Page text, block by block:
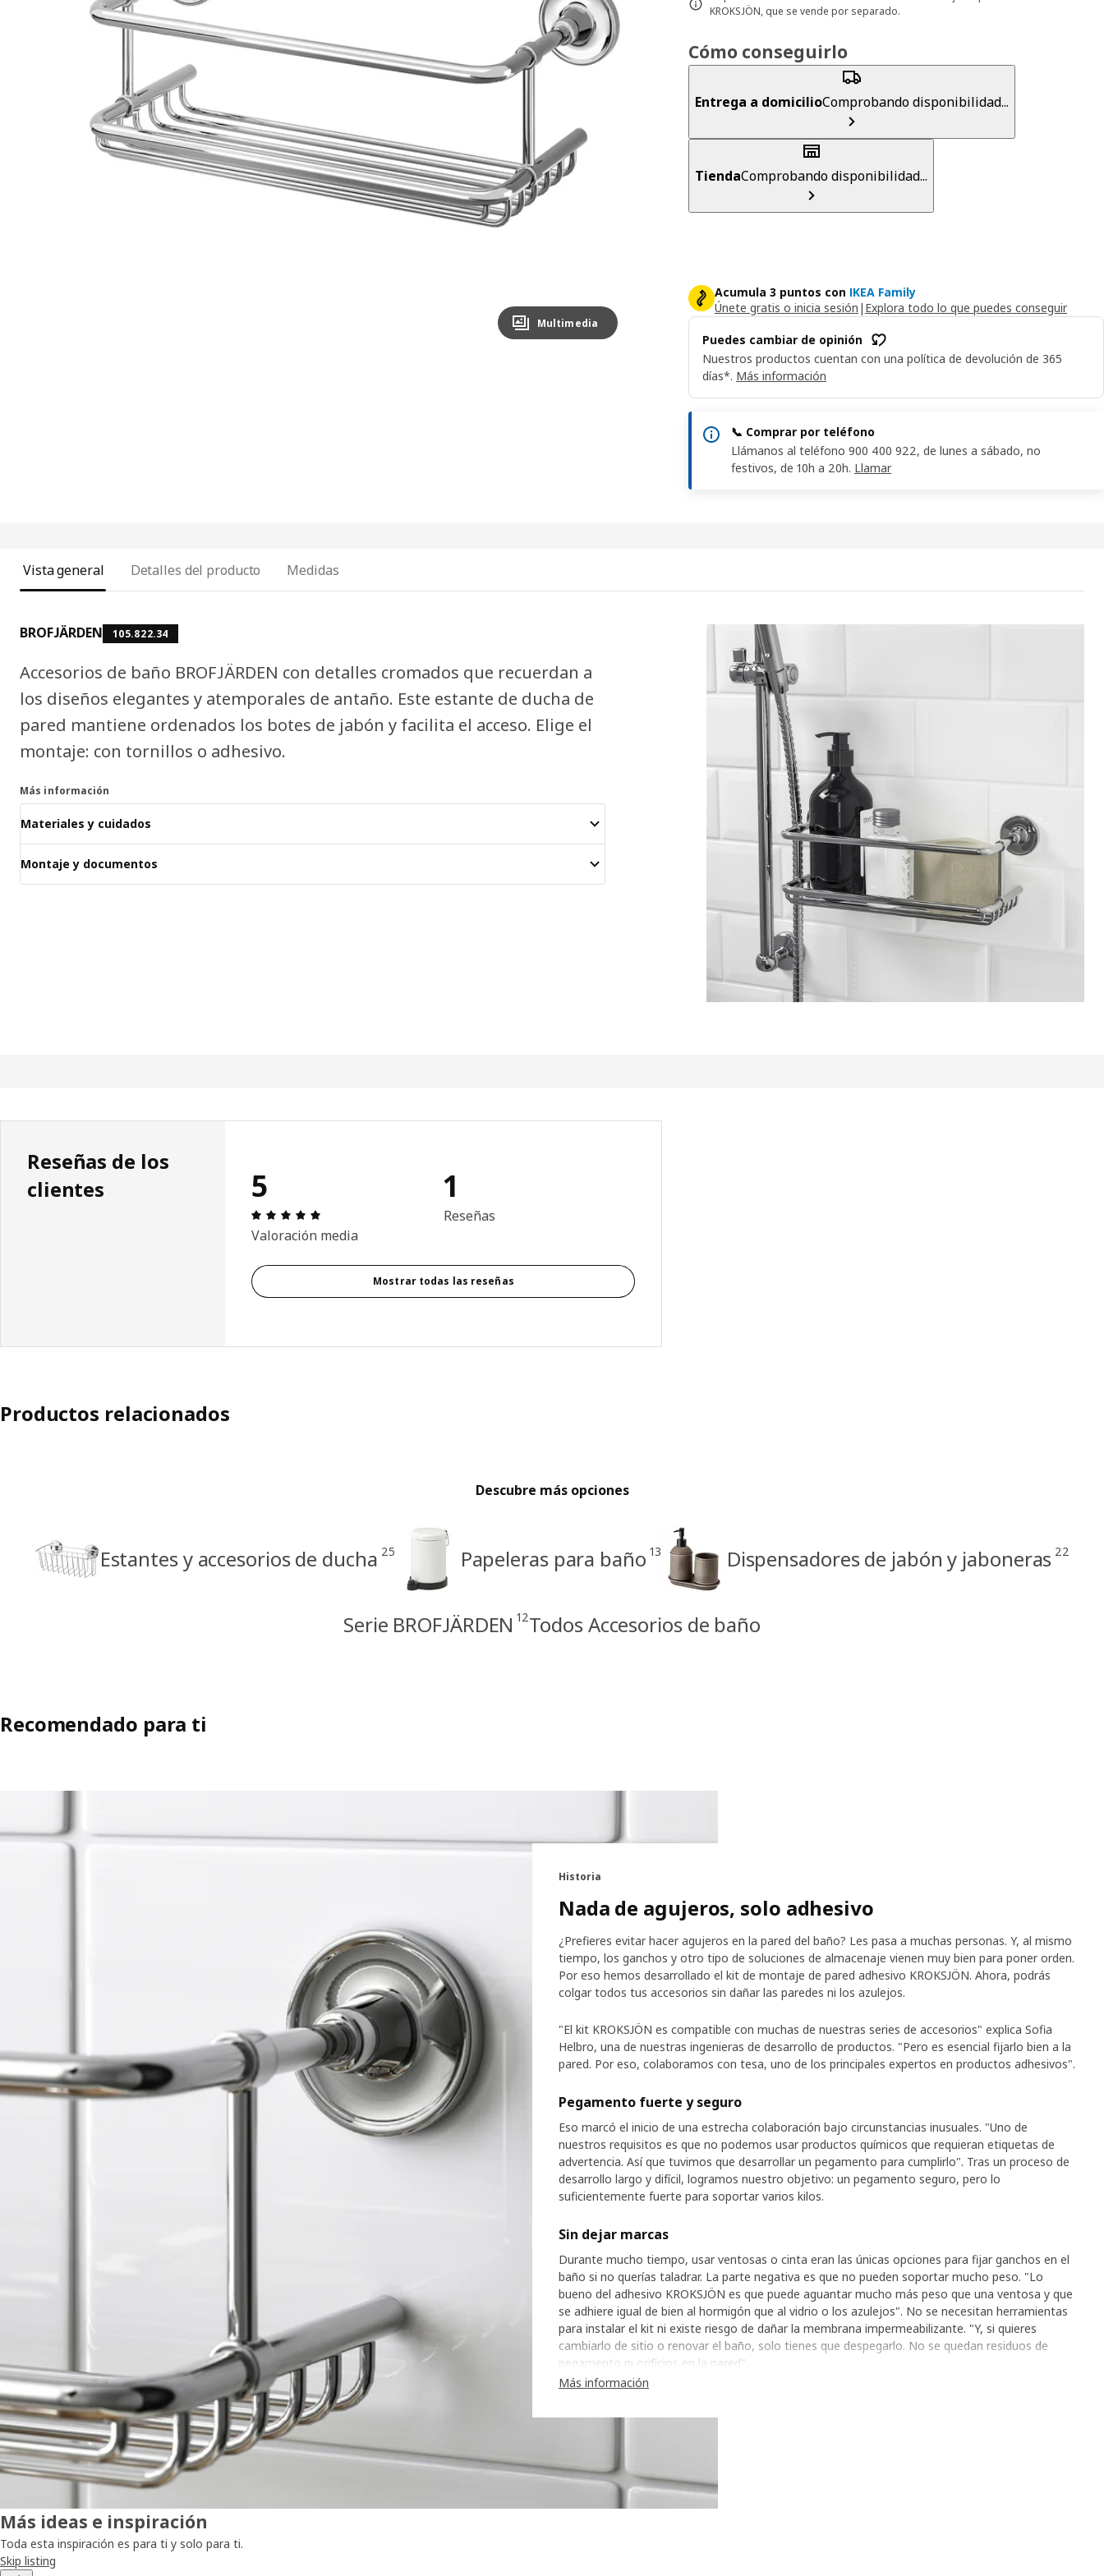
Image zoomed out, normal view
Multimedia
KROKSJÖN, que se vende por separado.
Cómo conseguirlo
Entrega a domicilioComprobando disponibilidad...
TiendaComprobando disponibilidad...
Acumula 3 puntos con IKEA Family
Únete gratis o inicia sesión | Explora todo lo que puedes conseguir
Puedes cambiar de opinión
Nuestros productos cuentan con una política de devolución de 365
días*. Más información
📞 Comprar por teléfono
Llámanos al teléfono 900 400 922, de lunes a sábado, no
festivos, de 10h a 20h. Llamar
Vista general Detalles del producto Medidas
BROFJÄRDEN 105.822.34
Accesorios de baño BROFJÄRDEN con detalles cromados que recuerdan a
los diseños elegantes y atemporales de antaño. Este estante de ducha de
pared mantiene ordenados los botes de jabón y facilita el acceso. Elige el
montaje: con tornillos o adhesivo.
Más información
Materiales y cuidados
Montaje y documentos
Reseñas de los
clientes
5
Reseña: 5 de 5 estrellas. Revisiones totales: 1
Valoración media
1
Reseñas
Mostrar todas las reseñas
Productos relacionados
Descubre más opciones
Estantes y accesorios de ducha 25 Papeleras para baño 13 Dispensadores de jabón y jaboneras 22
Serie BROFJÄRDEN 12Todos Accesorios de baño
Recomendado para ti
Historia
Nada de agujeros, solo adhesivo
¿Prefieres evitar hacer agujeros en la pared del baño? Les pasa a muchas personas. Y, al mismo
tiempo, los ganchos y otro tipo de soluciones de almacenaje vienen muy bien para poner orden.
Por eso hemos desarrollado el kit de montaje de pared adhesivo KROKSJÖN. Ahora, podrás
colgar todos tus accesorios sin dañar las paredes ni los azulejos.
"El kit KROKSJÖN es compatible con muchas de nuestras series de accesorios" explica Sofia
Helbro, una de nuestras ingenieras de desarrollo de productos. "Pero es esencial fijarlo bien a la
pared. Por eso, colaboramos con tesa, uno de los principales expertos en productos adhesivos".
Pegamento fuerte y seguro
Eso marcó el inicio de una estrecha colaboración bajo circunstancias inusuales. "Uno de
nuestros requisitos es que no podemos usar productos químicos que requieran etiquetas de
advertencia. Así que tuvimos que desarrollar un pegamento para cumplirlo". Tras un proceso de
desarrollo largo y difícil, logramos nuestro objetivo: un pegamento seguro, pero lo
suficientemente fuerte para soportar varios kilos.
Sin dejar marcas
Durante mucho tiempo, usar ventosas o cinta eran las únicas opciones para fijar ganchos en el
baño si no querías taladrar. La parte negativa es que no pueden soportar mucho peso. "Lo
bueno del adhesivo KROKSJÖN es que puede aguantar mucho más peso que una ventosa y que
se adhiere igual de bien al hormigón que al vidrio o los azulejos". No se necesitan herramientas
para instalar el kit ni existe riesgo de dañar la membrana impermeabilizante. "Y, si quieres
cambiarlo de sitio o renovar el baño, solo tienes que despegarlo. No se quedan residuos de
pegamento ni orificios en la pared".
Más información
Más ideas e inspiración
Toda esta inspiración es para ti y solo para ti.
Skip listing